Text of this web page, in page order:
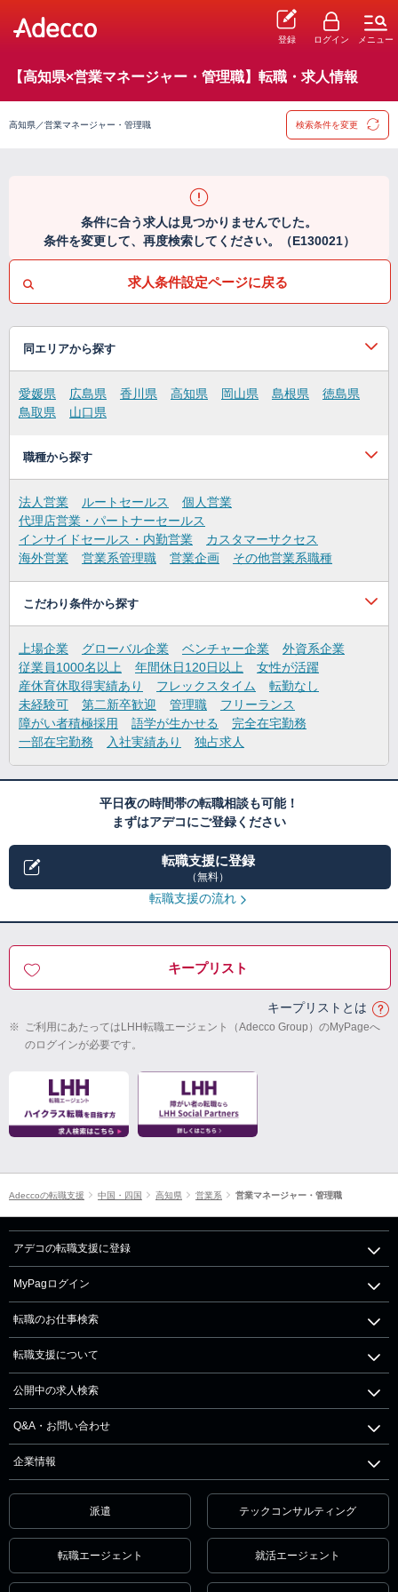
登録 ログイン メニュー
【高知県×営業マネージャー・管理職】転職・求人情報
高知県／営業マネージャー・管理職 検索条件を変更
条件に合う求人は見つかりませんでした。
条件を変更して、再度検索してください。（E130021）
求人条件設定ページに戻る
同エリアから探す
愛媛県 広島県 香川県 高知県 岡山県 島根県
徳島県
鳥取県
山口県
職種から探す
法人営業 ルートセールス
個人営業
代理店営業・パートナーセールス
インサイドセールス・内勤営業
カスタマーサクセス
海外営業
営業系管理職 営業企画 その他営業系職種
こだわり条件から探す
上場企業 グローバル企業 ベンチャー企業
外資系企業
従業員1000名以上
年間休日120日以上
女性が活躍
産休育休取得実績あり
フレックスタイム
転勤なし
未経験可
第二新卒歓迎 管理職
フリーランス
障がい者積極採用
語学が生かせる
完全在宅勤務
一部在宅勤務
入社実績あり 独占求人
平日夜の時間帯の転職相談も可能！
まずはアデコにご登録ください
転職支援に登録
（無料）
転職支援の流れ
キープリスト
キープリストとは
※ ご利用にあたってはLHH転職エージェント（Adecco Group）のMyPageへ
のログインが必要です。
Adeccoの転職支援 中国・四国 高知県 営業系 営業マネージャー・管理職
アデコの転職支援に登録
MyPagログイン
転職のお仕事検索
転職支援について
公開中の求人検索
Q&A・お問い合わせ
企業情報
派遣 テックコンサルティング
転職エージェント 就活エージェント